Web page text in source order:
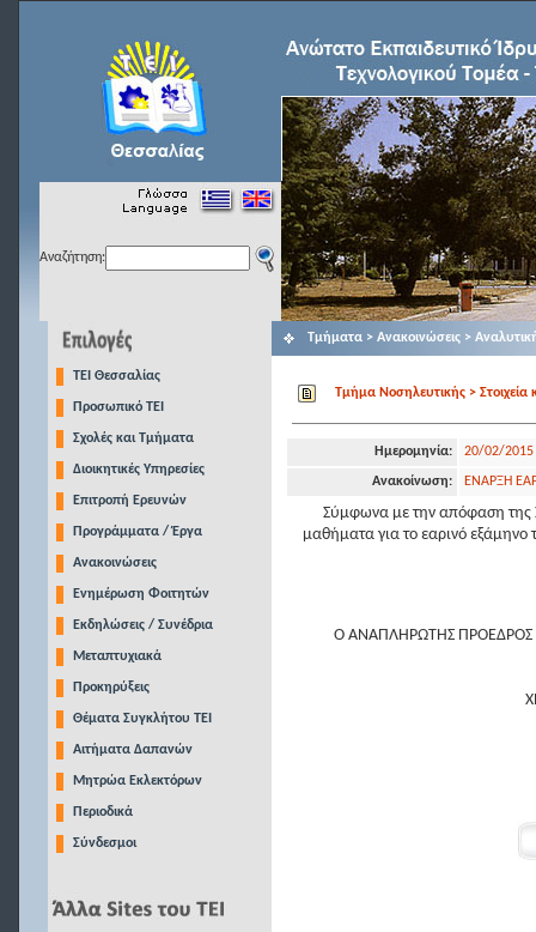
Αναζήτηση:
TEI Θεσσαλίας
Προσωπικό ΤΕΙ
Σχολές και Τμήματα
Διοικητικές Υπηρεσίες
Επιτροπή Ερευνών
Προγράμματα / Έργα
Ανακοινώσεις
Ενημέρωση Φοιτητών
Εκδηλώσεις / Συνέδρια
Μεταπτυχιακά
Προκηρύξεις
Θέματα Συγκλήτου ΤΕΙ
Αιτήματα Δαπανών
Μητρώα Εκλεκτόρων
Περιοδικά
Σύνδεσμοι
Τμήματα > Ανακοινώσεις >
Τμήμα Νοσηλευτικής > Στοιχεία
Ημερομηνία: 20/02/2015
Ανακοίνωση: ΕΝΑΡΞΗ
Σύμφωνα με την απόφαση της
μαθήματα για το εαρινό εξάμηνο
Ο ΑΝΑΠΛΗΡΩΤΗΣ ΠΡΟΕΔΡΟΣ